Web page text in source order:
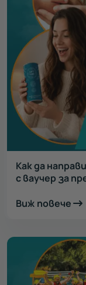
Как да
с ваучер за
Виж повече